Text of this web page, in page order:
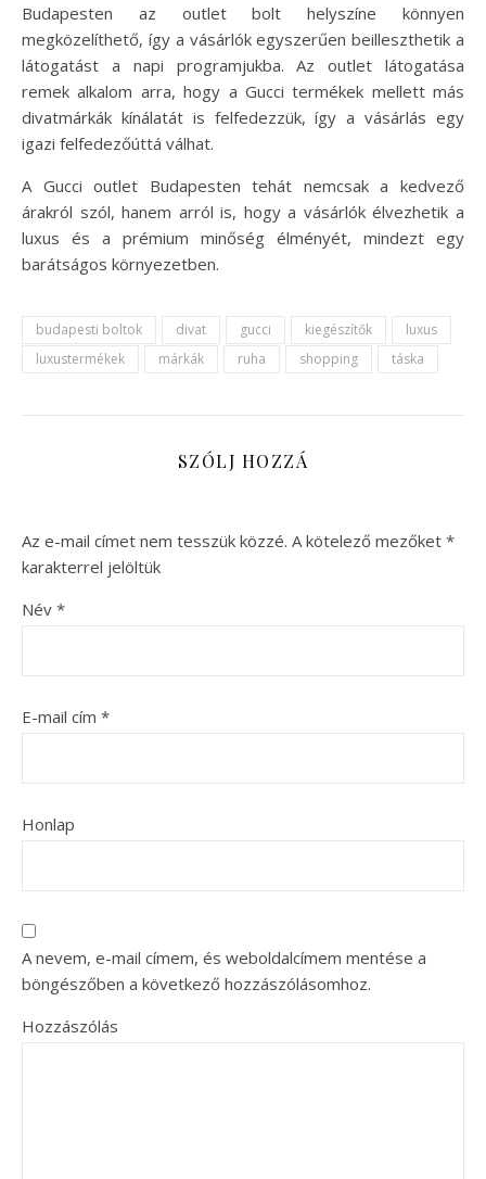
Budapesten az outlet bolt helyszíne könnyen
megközelíthető, így a vásárlók egyszerűen beilleszthetik a
látogatást a napi programjukba. Az outlet látogatása
remek alkalom arra, hogy a Gucci termékek mellett más
divatmárkák kínálatát is felfedezzük, így a vásárlás egy
igazi felfedezőúttá válhat.
A Gucci outlet Budapesten tehát nemcsak a kedvező
árakról szól, hanem arról is, hogy a vásárlók élvezhetik a
luxus és a prémium minőség élményét, mindezt egy
barátságos környezetben.
budapesti boltok divat gucci kiegészítők
luxus
luxustermékek
márkák ruha shopping táska
SZÓLJ HOZZÁ
Az e-mail címet nem tesszük közzé. A kötelező mezőket *
karakterrel jelöltük
Név *
E-mail cím *
Honlap
A nevem, e-mail címem, és weboldalcímem mentése a
böngészőben a következő hozzászólásomhoz.
Hozzászólás